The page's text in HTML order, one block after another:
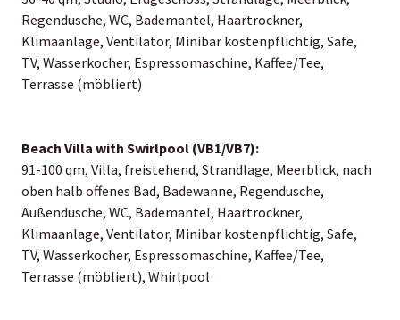
Regendusche, WC, Bademantel, Haartrockner,
Klimaanlage, Ventilator, Minibar kostenpflichtig, Safe,
TV, Wasserkocher, Espressomaschine, Kaffee/Tee,
Terrasse (möbliert)
Beach Villa with Swirlpool (VB1/VB7):
91-100 qm, Villa, freistehend, Strandlage, Meerblick, nach
oben halb offenes Bad, Badewanne, Regendusche,
Außendusche, WC, Bademantel, Haartrockner,
Klimaanlage, Ventilator, Minibar kostenpflichtig, Safe,
TV, Wasserkocher, Espressomaschine, Kaffee/Tee,
Terrasse (möbliert), Whirlpool